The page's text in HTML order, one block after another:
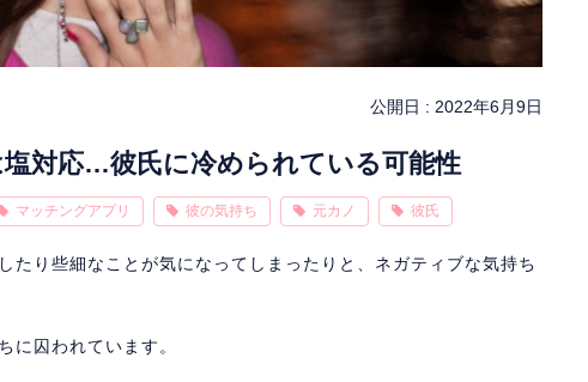
公開日 : 2022年6月9日
対応…彼氏に冷められている可能性
マッチングアプリ 彼の気持ち 元カノ 彼氏
たり些細なことが気になってしまったりと、ネガティブな気持ち
に囚われています。